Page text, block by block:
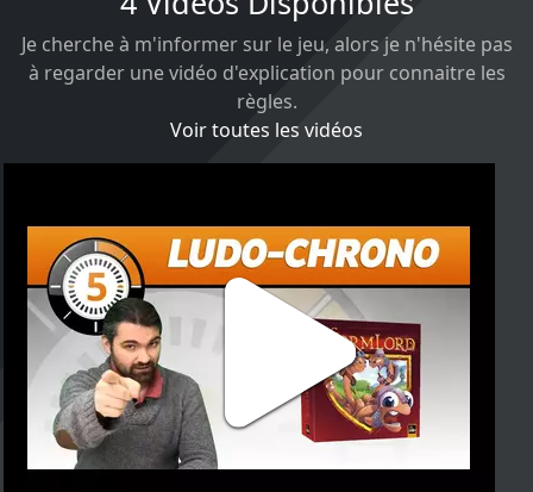
Je cherche à m'informer sur le jeu, alors je n'hésite pas
à regarder une vidéo d'explication pour connaitre les
règles.
Voir toutes les vidéos